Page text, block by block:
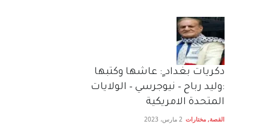
دكريات بغداد ٍ: عاشها وكتبها
:وليد رباح – نيوجرسي – الولايات
المتحدة الامريكية
القصة, مختارات 2 مارس، 2023